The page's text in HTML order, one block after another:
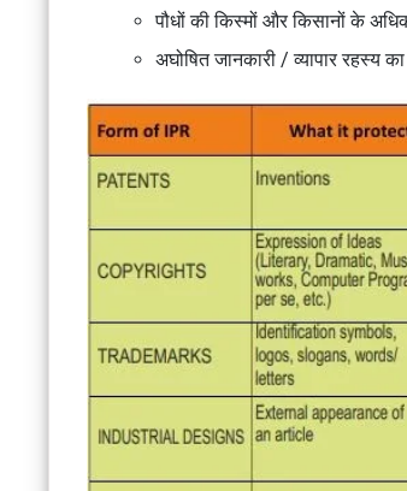
पौधों की किस्मों और किसानों के
अघोषित जानकारी / व्यापार रहस्य